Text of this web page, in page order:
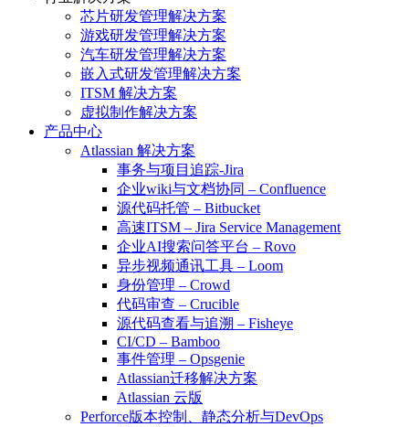
芯片研发管理解决方案
游戏研发管理解决方案
汽车研发管理解决方案
嵌入式研发管理解决方案
ITSM 解决方案
虚拟制作解决方案
产品中心
Atlassian 解决方案
事务与项目追踪-Jira
企业wiki与文档协同 – Confluence
源代码托管 – Bitbucket
高速ITSM – Jira Service Management
企业AI搜索问答平台 – Rovo
异步视频通讯工具 – Loom
身份管理 – Crowd
代码审查 – Crucible
源代码查看与追溯 – Fisheye
CI/CD – Bamboo
事件管理 – Opsgenie
Atlassian迁移解决方案
Atlassian 云版
Perforce版本控制、静态分析与DevOps